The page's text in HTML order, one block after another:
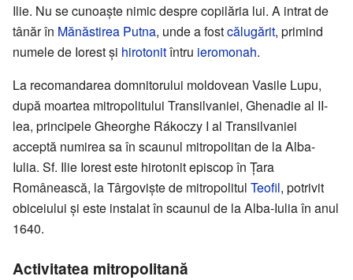
Ilie. Nu se cunoaște nimic despre copilăria lui. A intrat de
tânăr în Mănăstirea Putna, unde a fostcălugărit, primind
numele de Iorest și hirotonitîntru ieromonah.
La recomandarea domnitorului moldovean Vasile Lupu,
după moartea mitropolitului Transilvaniei, Ghenadie al II-
lea, principele Gheorghe Rákoczy I al Transilvaniei
acceptă numirea sa în scaunul mitropolitan de la Alba-
Iulia. Sf. Ilie Iorest este hirotonit episcop în Țara
Românească, la Târgoviște de mitropolitul Teofil, potrivit
obiceiului și este instalat în scaunul de la Alba-Iulia în anul
1640.
Activitatea mitropolitană